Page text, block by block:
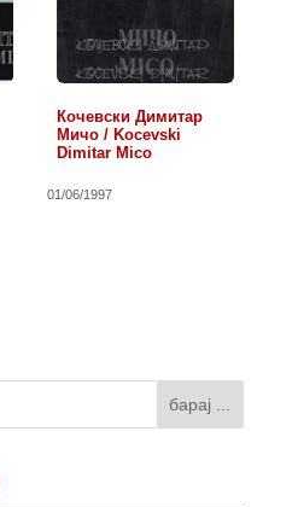
Кочевски Димитар
Мичо / Kocevski
Dimitar Mico
01/06/1997